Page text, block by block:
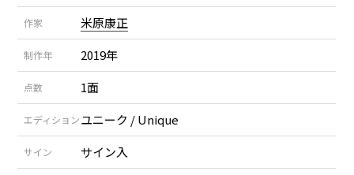
作家 米原康正
制作年 2019年
点数 1面
エディションユニーク / Unique
サイン サイン入